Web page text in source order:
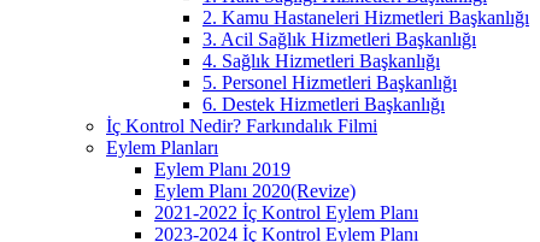
2. Kamu Hastaneleri Hizmetleri Başkanlığı
3. Acil Sağlık Hizmetleri Başkanlığı
4. Sağlık Hizmetleri Başkanlığı
5. Personel Hizmetleri Başkanlığı
6. Destek Hizmetleri Başkanlığı
İç Kontrol Nedir? Farkındalık Filmi
Eylem Planları
Eylem Planı 2019
Eylem Planı 2020(Revize)
2021-2022 İç Kontrol Eylem Planı
2023-2024 İç Kontrol Eylem Planı